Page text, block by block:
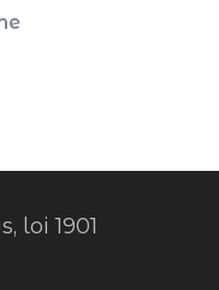
loi 1901